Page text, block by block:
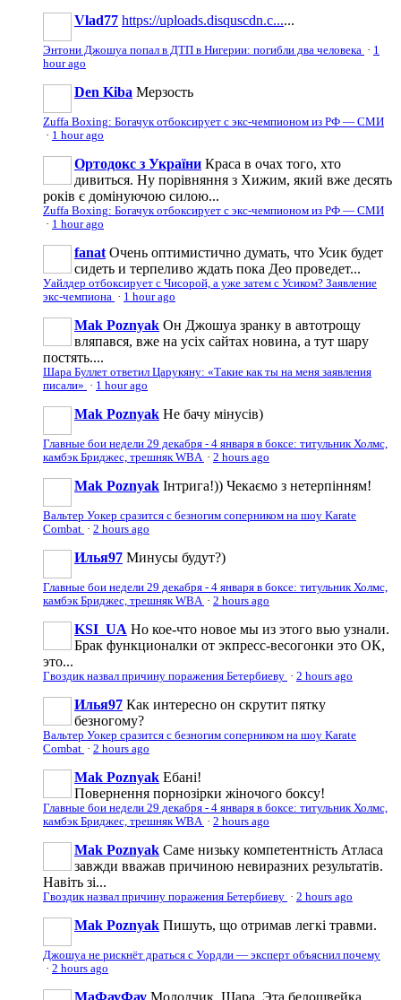
Vlad77 https://uploads.disquscdn.c......
Энтони Джошуа попал в ДТП в Нигерии: погибли два человека · 1
hour ago
Den Kiba Мерзость
Zuffa Boxing: Богачук отбоксирует с экс-чемпионом из РФ — СМИ
· 1 hour ago
Ортодокс з України Краса в очах того, хто
дивиться. Ну порівняння з Хижим, який вже десять
років є домінуючою силою...
Zuffa Boxing: Богачук отбоксирует с экс-чемпионом из РФ — СМИ
· 1 hour ago
fanat Очень оптимистично думать, что Усик будет
сидеть и терпеливо ждать пока Део проведет...
Уайлдер отбоксирует с Чисорой, а уже затем с Усиком? Заявление
экс-чемпиона · 1 hour ago
Mak Poznyak Он Джошуа зранку в автотрощу
вляпався, вже на усіх сайтах новина, а тут шару
постять....
Шара Буллет ответил Царукяну: «Такие как ты на меня заявления
писали» · 1 hour ago
Mak Poznyak Не бачу мінусів)
Главные бои недели 29 декабря - 4 января в боксе: титульник Холмс,
камбэк Бриджес, трешняк WBA · 2 hours ago
Mak Poznyak Інтрига!)) Чекаємо з нетерпінням!
Вальтер Уокер сразится с безногим соперником на шоу Karate
Combat · 2 hours ago
Илья97 Минусы будут?)
Главные бои недели 29 декабря - 4 января в боксе: титульник Холмс,
камбэк Бриджес, трешняк WBA · 2 hours ago
KSI_UA Но кое-что новое мы из этого вью узнали.
Брак функционалки от экпресс-весогонки это ОК,
это...
Гвоздик назвал причину поражения Бетербиеву · 2 hours ago
Илья97 Как интересно он скрутит пятку
безногому?
Вальтер Уокер сразится с безногим соперником на шоу Karate
Combat · 2 hours ago
Mak Poznyak Ебані!
Повернення порнозірки жіночого боксу!
Главные бои недели 29 декабря - 4 января в боксе: титульник Холмс,
камбэк Бриджес, трешняк WBA · 2 hours ago
Mak Poznyak Саме низьку компетентність Атласа
завжди вважав причиною невиразних результатів.
Навіть зі...
Гвоздик назвал причину поражения Бетербиеву · 2 hours ago
Mak Poznyak Пишуть, що отримав легкі травми.
Джошуа не рискнёт драться с Уордли — эксперт объяснил почему
· 2 hours ago
МаФауФау Молодчик, Шара. Эта белошвейка